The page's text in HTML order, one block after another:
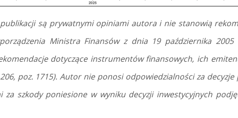
są prywatnymi opiniami autora i nie stanowią
Ministra Finansów z dnia 19 października
dotyczące instrumentów finansowych, ich
poz. 1715). Autor nie ponosi odpowiedzialności za
szkody poniesione w wyniku decyzji inwestycyjnych